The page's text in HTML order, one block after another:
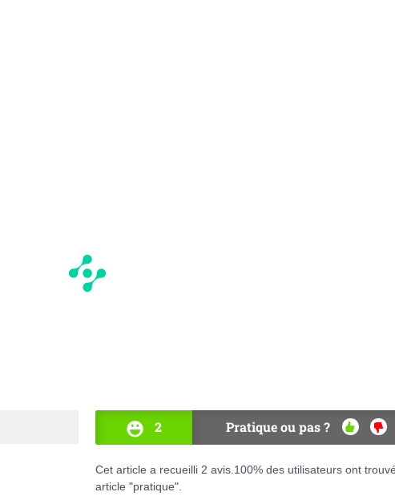
2 Pratique ou pas ?
OUI NON
Cet article a recueilli 2 avis. 100% des utilisateurs ont
article "pratique".